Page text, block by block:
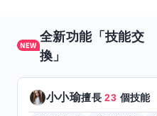
全新功能「技能交
換」
小小瑜擅長23 個技能